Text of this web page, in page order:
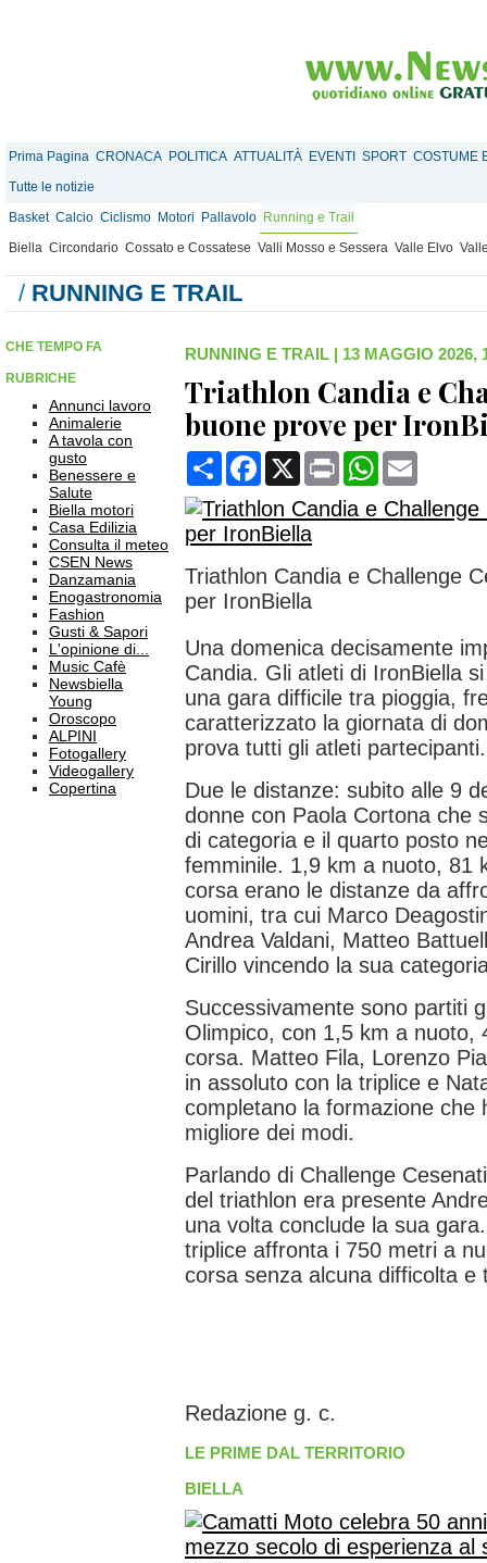
Prima Pagina CRONACA POLITICA ATTUALITÀ EVENTI SPORT COSTUME
Tutte le notizie
Basket Calcio Ciclismo Motori Pallavolo Running e Trail
Biella Circondario Cossato e Cossatese Valli Mosso e Sessera Valle Elvo
/ RUNNING E TRAIL
CHE TEMPO FA
RUBRICHE
Annunci lavoro
Animalerie
A tavola con
gusto
Benessere e
Salute
Biella motori
Casa Edilizia
Consulta il meteo
CSEN News
Danzamania
Enogastronomia
Fashion
Gusti & Sapori
L'opinione di...
Music Cafè
Newsbiella
Young
Oroscopo
ALPINI
Fotogallery
Videogallery
Copertina
RUNNING E TRAIL | 13 MAGGIO 2026,
Triathlon Candia e
buone prove per
CondividiFacebook
X Print WhatsApp
Triathlon Candia e Challenge
per IronBiella
Una domenica decisamente
Candia. Gli atleti di IronBiella
una gara difficile tra pioggia,
caratterizzato la giornata di
prova tutti gli atleti
Due le distanze: subito alle 9
donne con Paola Cortona che
di categoria e il quarto posto
femminile. 1,9 km a nuoto, 81
corsa erano le distanze da
uomini, tra cui Marco
Andrea Valdani, Matteo
Cirillo vincendo la sua
Successivamente sono partiti
Olimpico, con 1,5 km a nuoto,
corsa. Matteo Fila, Lorenzo
in assoluto con la triplice e
completano la formazione che
migliore dei modi.
Parlando di Challenge
del triathlon era presente
una volta conclude la sua
triplice affronta i 750 metri a
corsa senza alcuna difficolta e
Redazione g. c.
LE PRIME DAL TERRITORIO
BIELLA